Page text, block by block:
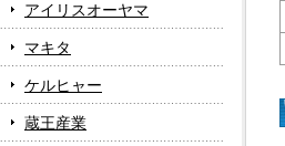
アイリスオーヤマ
マキタ
ケルヒャー
蔵王産業